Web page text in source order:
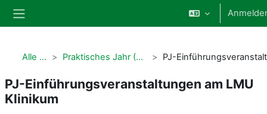
Website-Übersicht
Alle Kurse Praktisches Jahr (PJ) Humanmedizin
PJ-Einführungsveranstaltungen am LMU
Klinikum